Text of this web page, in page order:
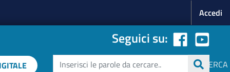
Accedi
Seguici su:
Cerca
CERCA